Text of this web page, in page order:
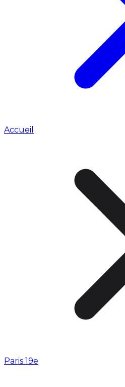
Accueil
Paris 19e